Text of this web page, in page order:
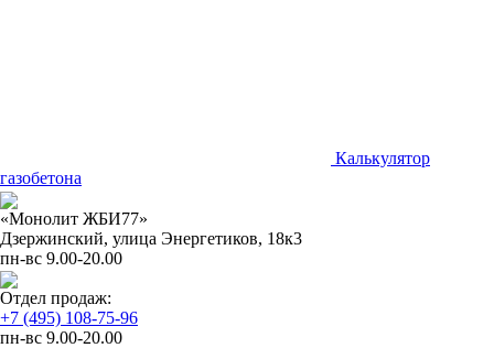
Калькулятор
газобетона
«Монолит ЖБИ77»
Дзержинский, улица Энергетиков, 18к3
пн-вс 9.00-20.00
Отдел продаж:
+7 (495) 108-75-96
пн-вс 9.00-20.00